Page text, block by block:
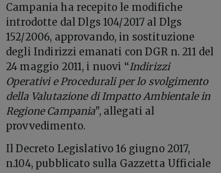
Campania ha recepito le modifiche
introdotte dal Dlgs 104/2017 al Dlgs
152/2006, approvando, in sostituzione
degli Indirizzi emanati con DGR n. 211 del
24 maggio 2011, i nuovi “Indirizzi
Operativi e Procedurali per lo svolgimento
della Valutazione di Impatto Ambientale in
Regione Campania", allegati al
provvedimento.
Il Decreto Legislativo 16 giugno 2017,
n.104, pubblicato sulla Gazzetta Ufficiale